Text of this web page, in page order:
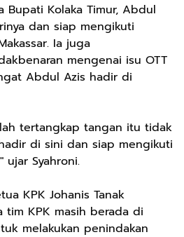
Bupati Kolaka Timur, Abdul
dan siap mengikuti
Ia juga
mengenai isu OTT
Abdul Azis hadir di
tertangkap tangan itu tidak
di sini dan siap mengikuti
ujar Syahroni.
KPK Johanis Tanak
tim KPK masih berada di
melakukan penindakan